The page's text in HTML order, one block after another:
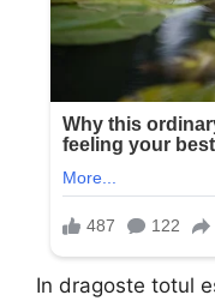
In dragoste totul